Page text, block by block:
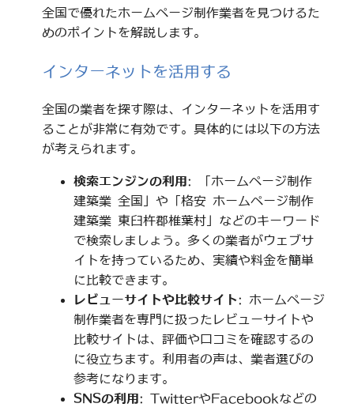
全国で優れたホームページ制作業者を見つけるた
めのポイントを解説します。
インターネットを活用する
全国の業者を探す際は、インターネットを活用す
ることが非常に有効です。具体的には以下の方法
が考えられます。
検索エンジンの利用 : 「ホームページ制作
建築業 全国」や「格安 ホームページ制作
建築業 東臼杵郡椎葉村」などのキーワード
で検索しましょう。多くの業者がウェブサ
イトを持っているため、実績や料金を簡単
に比較できます。
レビューサイトや比較サイト: ホームページ
制作業者を専門に扱ったレビューサイトや
比較サイトは、評価や口コミを確認するの
に役立ちます。利用者の声は、業者選びの
参考になります。
SNSの利用 : TwitterやFacebookなどの